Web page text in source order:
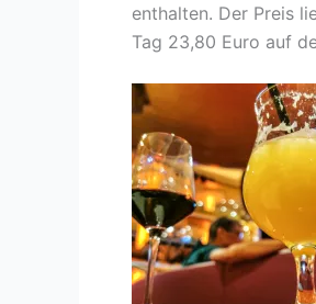
enthalten. Der Preis
Tag 23,80 Euro auf